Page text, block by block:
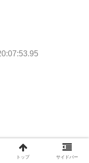
トップ サイドバー